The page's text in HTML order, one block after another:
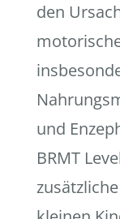
den
und
BRMT